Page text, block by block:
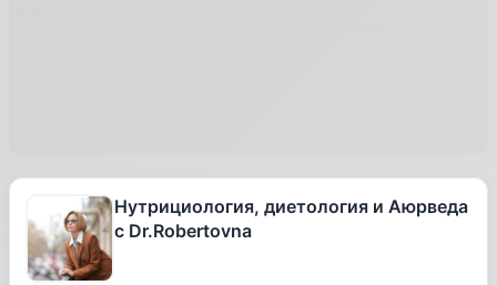
Нутрициология, диетология и Аюрведа
с Dr.Robertovna